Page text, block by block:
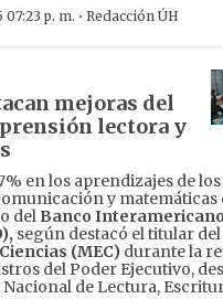
p. m. · Redacción ÚH
mejoras del
lectora y
en los aprendizajes de los
y matemáticas
del Banco
según destacó el titular del
(MEC) durante la
del Poder Ejecutivo,
de Lectura,